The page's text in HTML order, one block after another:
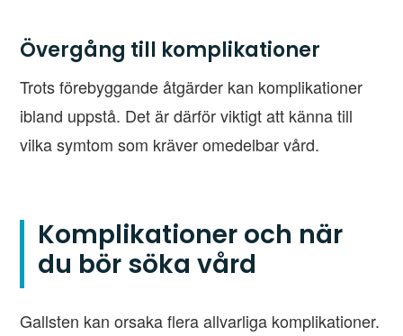
Övergång till komplikationer
Trots förebyggande åtgärder kan komplikationer
ibland uppstå. Det är därför viktigt att känna till
vilka symtom som kräver omedelbar vård.
Komplikationer och när
du bör söka vård
Gallsten kan orsaka flera allvarliga komplikationer.